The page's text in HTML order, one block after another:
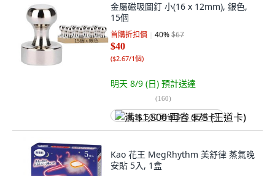
金屬磁吸圖釘 小(16 x 12mm), 銀色,
15個
首購折扣價 40%$67
$40
($2.67/1個)
明天 8/9 (日) 預計送達
(160)
满 $1,500 再省 $75 (王道卡)
Kao 花王 MegRhythm 美舒律 蒸氣晚
安貼 5入, 1盒